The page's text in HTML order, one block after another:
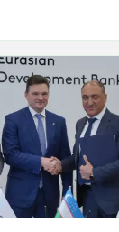
акцент сделан на
генерации,
и долгосрочной